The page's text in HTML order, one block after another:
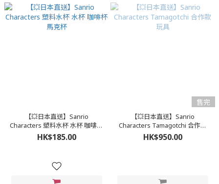
【💥日本直送】Sanrio
Characters 塑料水杯 水杯 咖啡杯
馬克杯
HK$185.00
售完
【💥日本直送】Sanrio
Characters Tamagotchi 合作款
玩具
HK$950.00